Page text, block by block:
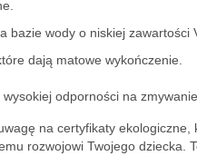
bazie wody o niskiej zawartości
dają matowe wykończenie.
odporności na zmywanie.
na certyfikaty
rozwojowi Twojego